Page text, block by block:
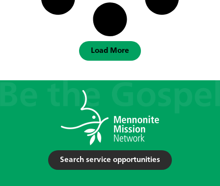
Load More
Search service opportunities